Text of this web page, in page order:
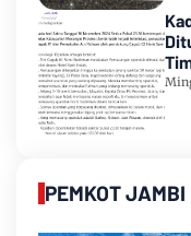
PEMKOT JAMBI